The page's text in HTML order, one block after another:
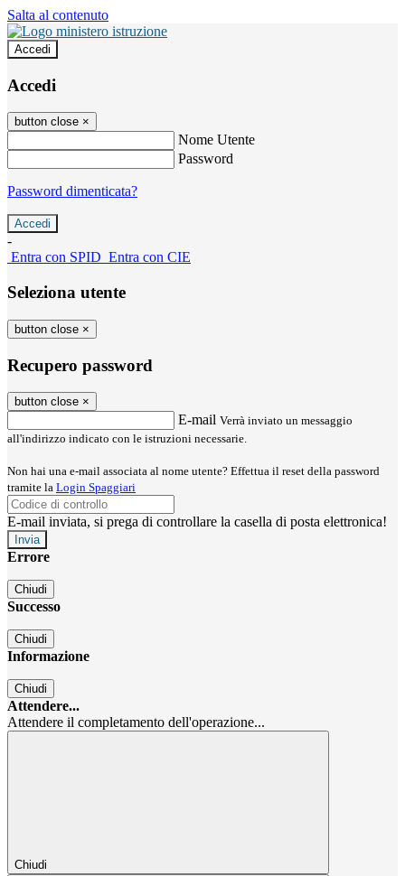
Salta al contenuto
Accedi
Accedi
button close ×
Nome Utente
Password
Password dimenticata?
-
Entra con SPID Entra con CIE
Seleziona utente
button close ×
Recupero password
button close ×
E-mail Verrà inviato un messaggio
all'indirizzo indicato con le istruzioni necessarie.
Non hai una e-mail associata al nome utente? Effettua il reset della password
tramite la Login Spaggiari
E-mail inviata, si prega di controllare la casella di posta elettronica!
Errore
Chiudi
Successo
Chiudi
Informazione
Chiudi
Attendere...
Attendere il completamento dell'operazione...
Chiudi